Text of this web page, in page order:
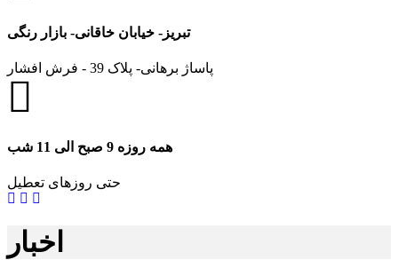
تبریز- خیابان خاقانی- بازار رنگی
پاساژ برهانی- پلاک 39 - فرش افشار
همه روزه 9 صبح الی 11 شب
حتی روزهای تعطیل
اخبار